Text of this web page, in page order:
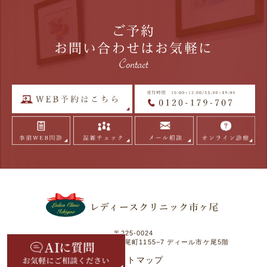
ご予約
お問い合わせはお気軽に
Contact
〒225-0024
神奈川県横浜市青葉区市ヶ尾町1155−7 ディール市ケ尾5階
>サイトマップ